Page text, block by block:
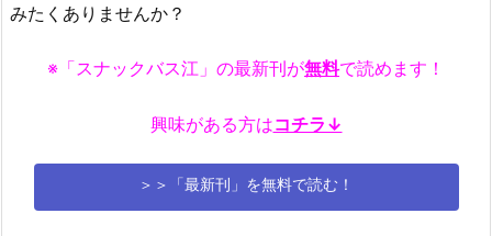
みたくありませんか？
※「スナックバス江」の最新刊が無料で読めます！
興味がある方はコチラ↓
＞＞「最新刊」を無料で読む！